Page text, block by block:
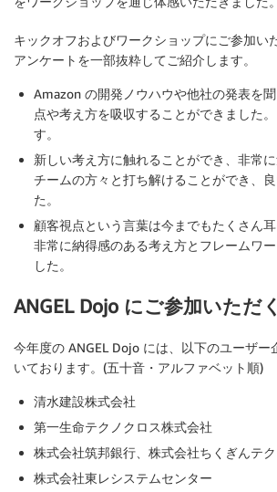
キックオフおよびワークショップにご参加い
アンケートを一部抜粋してご紹介します。
Amazon の開発ノウハウや他社の発表を
点や考え方を吸収することができました
す。
新しい考え方に触れることができ、非常に
チームの方々と打ち解けることができ、
た。
顧客視点という言葉は今までもたくさん耳
非常に納得感のある考え方とフレームワ
した。
ANGEL Dojo にご参加いただ
今年度の ANGEL Dojo には、以下のユーザー
いております。(五十音・アルファベット順)
清水建設株式会社
第一生命テクノクロス株式会社
株式会社筑邦銀行、株式会社ちくぎんテ
株式会社東レシステムセンター